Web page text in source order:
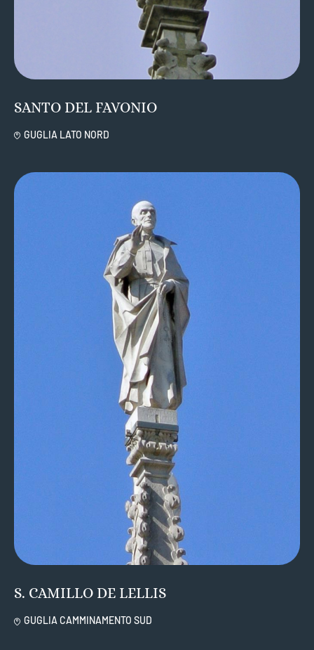
SANTO DEL FAVONIO
GUGLIA LATO NORD
S. CAMILLO DE LELLIS
GUGLIA CAMMINAMENTO SUD